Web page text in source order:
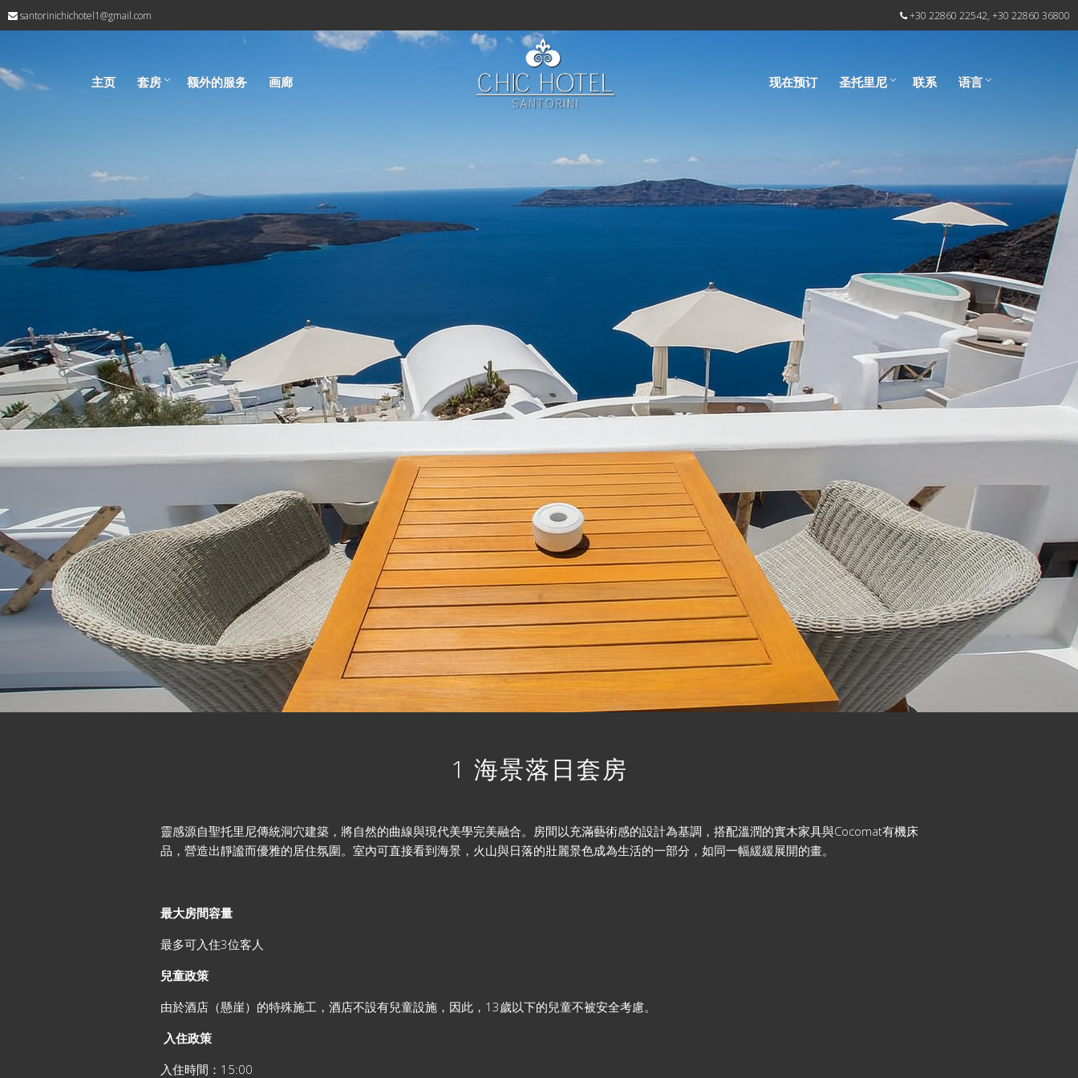
santorinichichotel1@gmail.com +30 22860 22542, +30 22860 36800
主页 套房 额外的服务 画廊 现在预订 圣托里尼 联系 语言
1 海景落日套房
靈感源自聖托里尼傳統洞穴建築，將自然的曲線與現代美學完美融合。房間以充滿藝術感的設計為基調，搭配溫潤的實木家具與Cocomat有機床
品，營造出靜謐而優雅的居住氛圍。室內可直接看到海景，火山與日落的壯麗景色成為生活的一部分，如同一幅緩緩展開的畫。
最大房間容量
最多可入住3位客人
兒童政策
由於酒店（懸崖）的特殊施工，酒店不設有兒童設施，因此，13歲以下的兒童不被安全考慮。
入住政策
入住時間：15:00